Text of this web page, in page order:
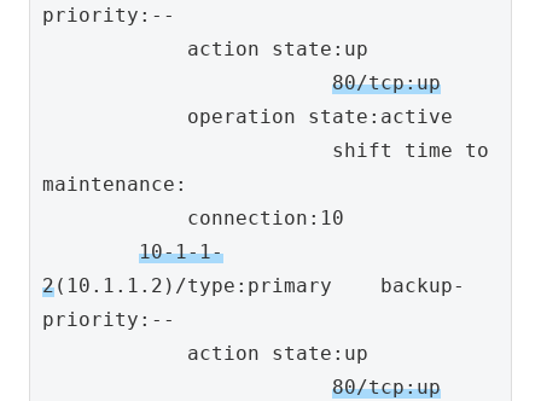
priority:--
80/tcp:up
maintenance:
10-1-1-
2(10.1.1.2)/type:primary    backup-
priority:--
80/tcp:up